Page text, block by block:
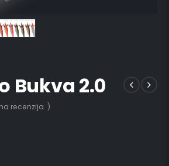
Bukva 2.0
recenzija. )